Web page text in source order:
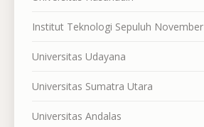
Institut Teknologi Sepuluh November
Universitas Udayana
Universitas Sumatra Utara
Universitas Andalas